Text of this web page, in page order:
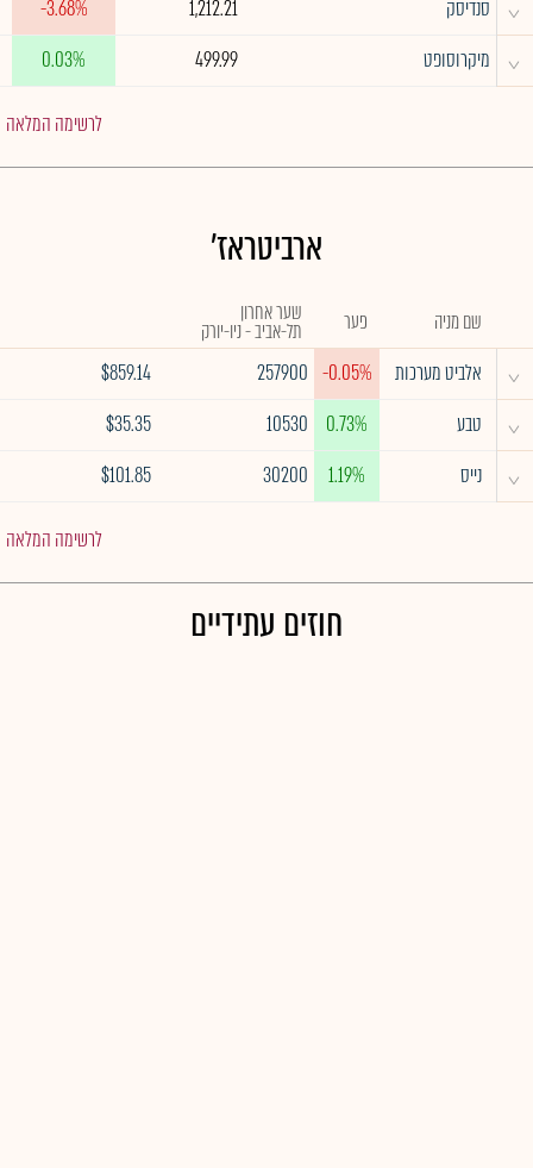
^ סנדיסק 1,212.21
-3.68%
^ מיקרוסופט 499.99
0.03%
לרשימה המלאה
ארביטראז'
שם מניה פער שער אחרון
תל-אביב - ניו-יורק
^ אלביט מערכות -0.05%
257900
$859.14
^ טבע 0.73%
10530
$35.35
^ נייס 1.19%
30200
$101.85
לרשימה המלאה
חוזים עתידיים